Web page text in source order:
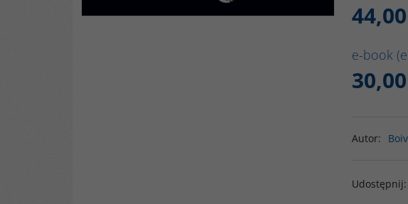
44,00
e-book
30,00
Autor:
Udostępnij: